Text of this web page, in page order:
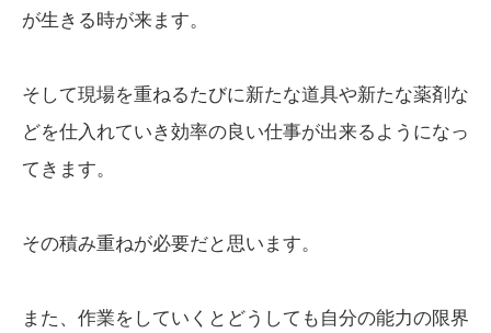
が生きる時が来ます。
そして現場を重ねるたびに新たな道具や新たな薬剤な
どを仕入れていき効率の良い仕事が出来るようになっ
てきます。
その積み重ねが必要だと思います。
また、作業をしていくとどうしても自分の能力の限界